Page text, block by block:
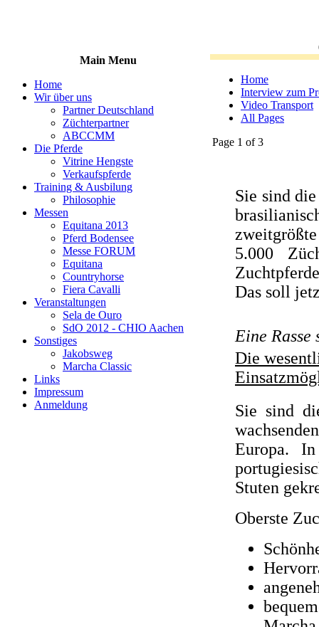
Main Menu
Home
Wir über uns
Partner Deutschland
Züchterpartner
ABCCMM
Die Pferde
Vitrine Hengste
Verkaufspferde
Training & Ausbilung
Philosophie
Messen
Equitana 2013
Pferd Bodensee
Messe FORUM
Equitana
Countryhorse
Fiera Cavalli
Veranstaltungen
Sela de Ouro
SdO 2012 - CHIO Aachen
Sonstiges
Jakobsweg
Marcha Classic
Links
Impressum
Anmeldung
Home
Interview zum
Video Transport
All Pages
Page 1 of 3
Sie sind
5.000
Das soll
Eine
Die
Sie sind
Europa.
Stuten
Oberste